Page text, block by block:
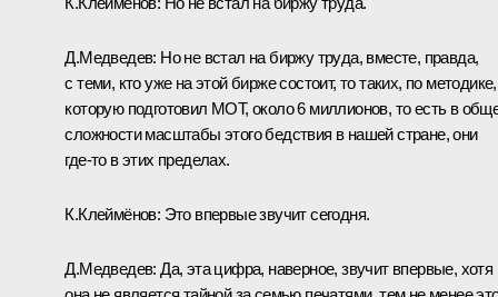
Д.Медведев: Но не встал на биржу труда, вместе, правда,
с теми, кто уже на этой бирже состоит, то таких, по методике,
которую подготовил МОТ, около 6 миллионов, то есть в
сложности масштабы этого бедствия в нашей стране, они
где‑то в этих пределах.
К.Клеймёнов: Это впервые звучит сегодня.
Д.Медведев: Да, эта цифра, наверное, звучит впервые, хотя